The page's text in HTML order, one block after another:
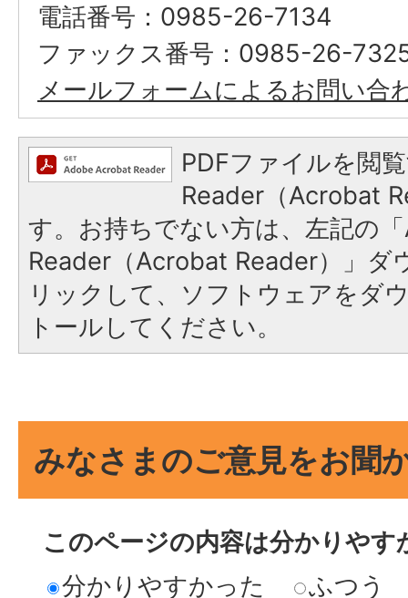
電話番号：0985-26-7134
ファックス番号：0985-26-
メールフォームによるお問い合
PDFファイルを閲
Reader（Acrobat
す。お持ちでない方は、左記の
Reader（Acrobat Reader）」ダ
リックして、ソフトウェアをダ
トールしてください。
みなさまのご意見をお聞
このページの内容は分かりやす
分かりやすかった
ふつう